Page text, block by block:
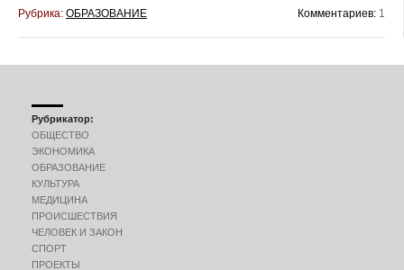
Рубрика: ОБРАЗОВАНИЕ Комментариев: 1
Рубрикатор:
ОБЩЕСТВО
ЭКОНОМИКА
ОБРАЗОВАНИЕ
КУЛЬТУРА
МЕДИЦИНА
ПРОИСШЕСТВИЯ
ЧЕЛОВЕК И ЗАКОН
СПОРТ
ПРОЕКТЫ